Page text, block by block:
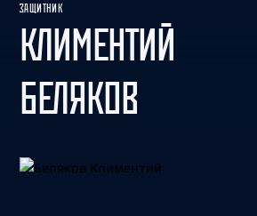
ЗАЩИТНИК
КЛИМЕНТИЙ
БЕЛЯКОВ